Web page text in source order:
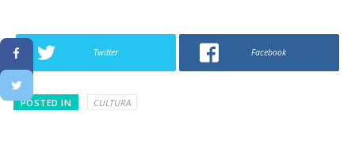
Twitter Facebook
POSTED IN CULTURA